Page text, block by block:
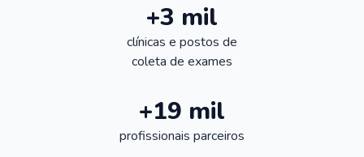
+3 mil
clínicas e postos de
coleta de exames
+19 mil
profissionais parceiros